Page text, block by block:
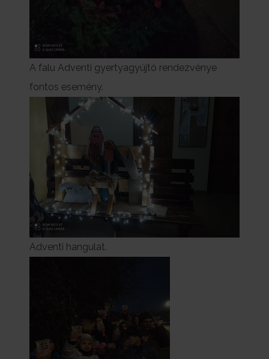
A falu Adventi gyertyagyújtó rendezvénye
fontos esemény.
Adventi hangulat.